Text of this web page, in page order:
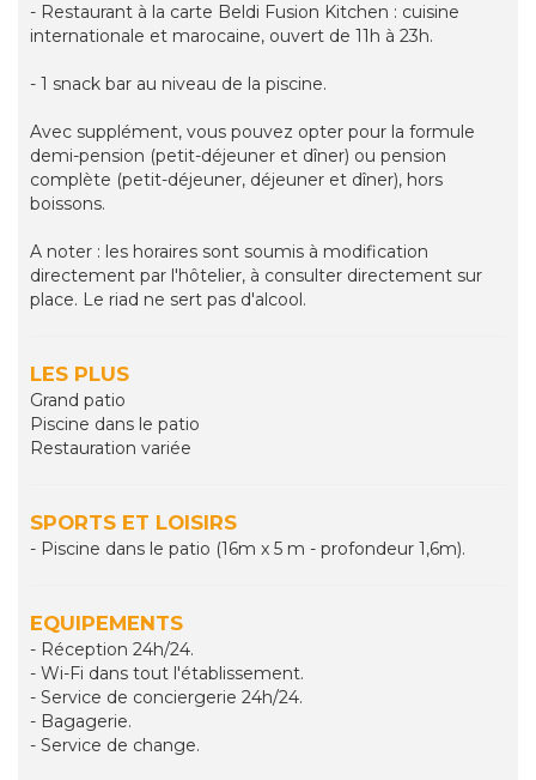
- Restaurant à la carte Beldi Fusion Kitchen : cuisine
internationale et marocaine, ouvert de 11h à 23h.
- 1 snack bar au niveau de la piscine.
Avec supplément, vous pouvez opter pour la formule
demi-pension (petit-déjeuner et dîner) ou pension
complète (petit-déjeuner, déjeuner et dîner), hors
boissons.
A noter : les horaires sont soumis à modification
directement par l'hôtelier, à consulter directement sur
place. Le riad ne sert pas d'alcool.
LES PLUS
Grand patio
Piscine dans le patio
Restauration variée
SPORTS ET LOISIRS
- Piscine dans le patio (16m x 5 m - profondeur 1,6m).
EQUIPEMENTS
- Réception 24h/24.
- Wi-Fi dans tout l'établissement.
- Service de conciergerie 24h/24.
- Bagagerie.
- Service de change.